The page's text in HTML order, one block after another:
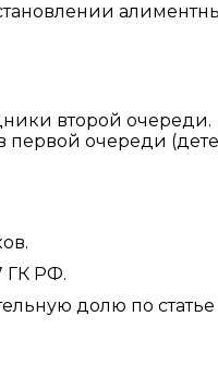
второй очереди.
первой очереди
ГК РФ.
долю по статье